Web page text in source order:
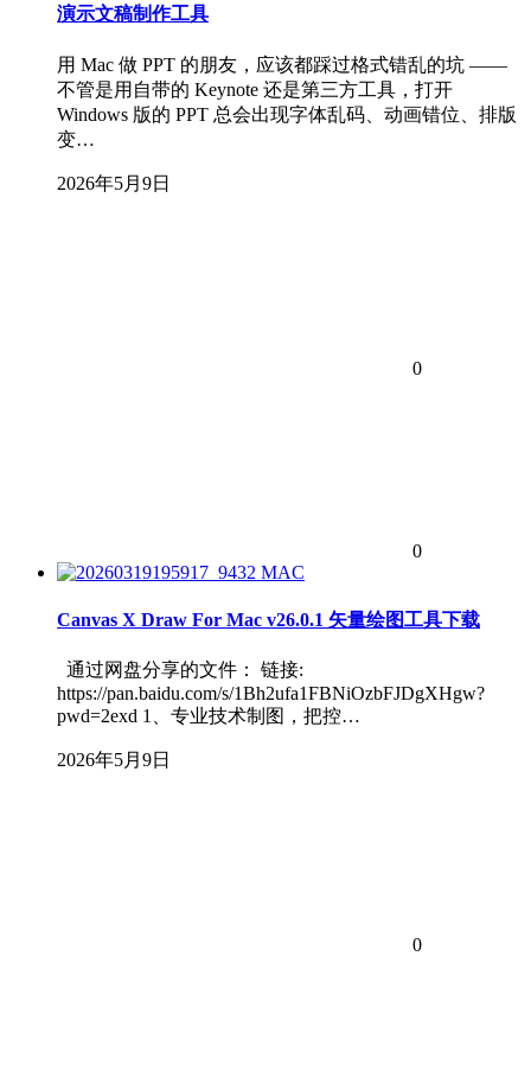
演示文稿制作工具
用 Mac 做 PPT 的朋友，应该都踩过格式错乱的坑 ——
不管是用自带的 Keynote 还是第三方工具，打开
Windows 版的 PPT 总会出现字体乱码、动画错位、排版
变…
2026年5月9日
0
0
MAC
Canvas X Draw For Mac v26.0.1 矢量绘图工具下载
通过网盘分享的文件： 链接:
https://pan.baidu.com/s/1Bh2ufa1FBNiOzbFJDgXHgw?
pwd=2exd 1、专业技术制图，把控…
2026年5月9日
0